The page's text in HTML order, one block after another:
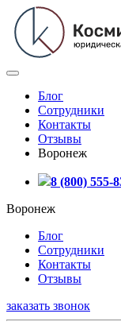
Блог
Сотрудники
Контакты
Отзывы
Воронеж
8 (800) 555-
Воронеж
Блог
Сотрудники
Контакты
Отзывы
заказать звонок